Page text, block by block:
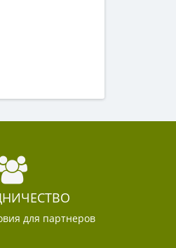
для партнеров